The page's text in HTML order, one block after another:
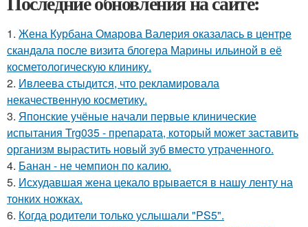
1. Жена Курбана Омарова Валерия оказалась в центре
скандала после визита блогера Марины ильиной в её
косметологическую клинику.
2. Ивлеева стыдится, что рекламировала
некачественную косметику.
3. Японские учёные начали первые клинические
испытания Trg035 - препарата, который может заставить
организм вырастить новый зуб вместо утраченного.
4. Банан - не чемпион по калию.
5. Исхудавшая жена цекало врывается в нашу ленту на
тонких ножках.
6. Когда родители только услышали "PS5".